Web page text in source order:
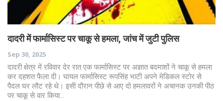
दादरी में फार्मासिस्ट पर चाकू से हमला, जांच में जुटी पुलिस
Sep 30, 2025
दादरी क्षेत्र में रविवार देर रात एक फार्मासिस्ट पर अज्ञात बदमाशों ने चाकू से हमला
कर दहशत फैला दी। घायल फार्मासिस्ट रूपसिंह भाटी अपने मेडिकल स्टोर से
पैदल घर लौट रहे थे। इसी दौरान पीछे से आए दो हमलावरों ने अचानक उनकी पीठ
पर चाकू से वार किया…